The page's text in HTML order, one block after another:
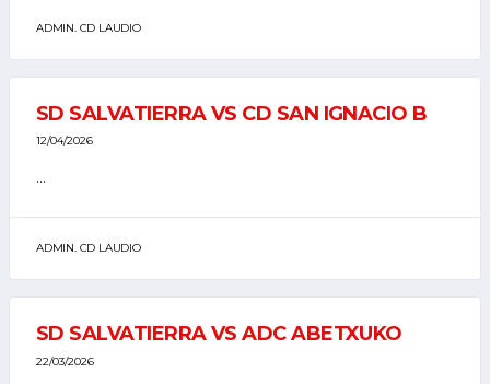
ADMIN. CD LAUDIO
SD SALVATIERRA VS CD SAN IGNACIO B
12/04/2026
...
ADMIN. CD LAUDIO
SD SALVATIERRA VS ADC ABETXUKO
22/03/2026